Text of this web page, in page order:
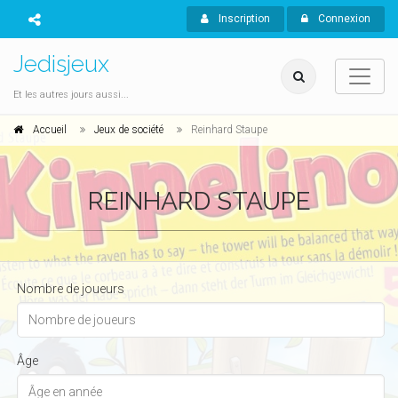
Inscription Connexion
Jedisjeux
Et les autres jours aussi...
Accueil Jeux de société Reinhard Staupe
REINHARD STAUPE
Nombre de joueurs
Âge